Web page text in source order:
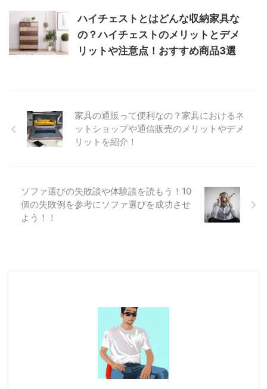
ハイチェストとはどんな収納家具な
の？ハイチェストのメリットとデメ
リットや注意点！おすすめ商品3選
家具の通販って便利なの？家具におけるネ
ットショップや通信販売のメリットやデメ
リットを紹介！
ソファ選びの失敗談や体験談を読もう！10
個の失敗例を参考にソファ選びを成功させ
よう！！